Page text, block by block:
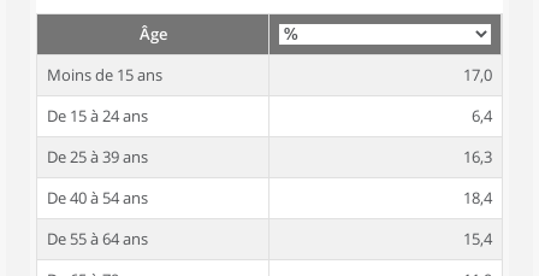
Âge
Moins de 15 ans
17,0
De 15 à 24 ans
6,4
De 25 à 39 ans
16,3
De 40 à 54 ans
18,4
De 55 à 64 ans
15,4